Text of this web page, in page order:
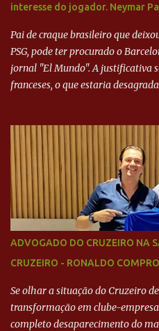
interesse do jogador. Neymar
Pai de craque brasileiro que
PSG, pode ter procurado o
jornal "El Mundo". A justificativa
franceses, o que estaria
Neymar Pai nega
ADVOGADO DO CRUZEIRO NA
CRUZEIRO - RONALDO
Se olhar a situação do Cruzeiro
transformação em clube-
completo desaparecimento do